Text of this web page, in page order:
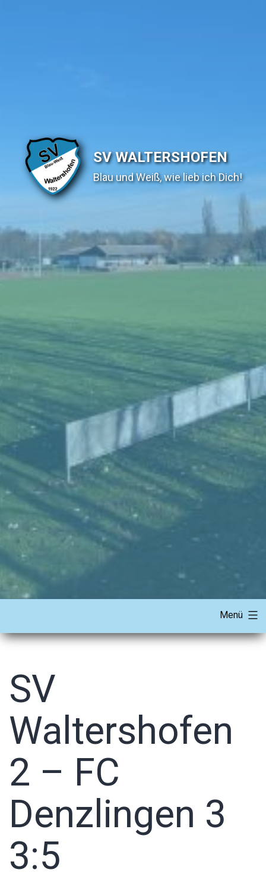
SV WALTERSHOFEN
Blau und Weiß, wie lieb ich Dich!
Menü
SV
Waltershofen
2 – FC
Denzlingen 3
3:5